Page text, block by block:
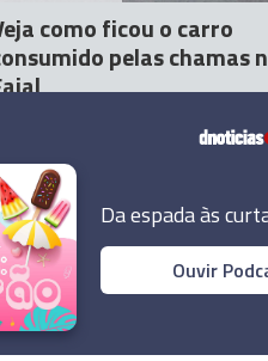
como ficou o carro
pelas chamas
22 Set 10:00
© 2023 Empresa Diário
Da espada às
Ouvir